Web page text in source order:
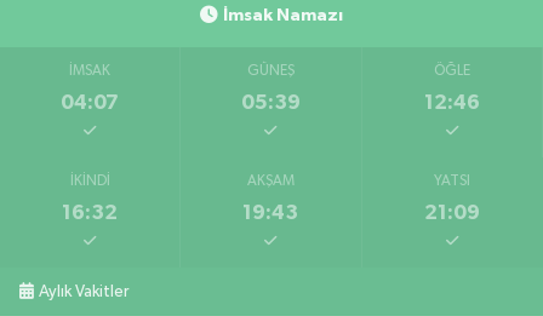
İmsak Namazı
İMSAK
04:07
GÜNEŞ
05:39
ÖĞLE
12:46
İKINDI
16:32
AKŞAM
19:43
YATSI
21:09
Aylık Vakitler